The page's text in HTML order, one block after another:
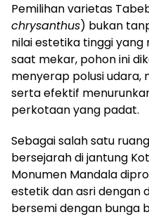
​Pemilihan varietas
chrysanthus) bukan
nilai estetika tinggi
saat mekar, pohon ini
menyerap polusi udara,
serta efektif
perkotaan yang padat.
​Sebagai salah satu
bersejarah di jantung
Monumen Mandala
estetik dan asri dengan
bersemi dengan bunga